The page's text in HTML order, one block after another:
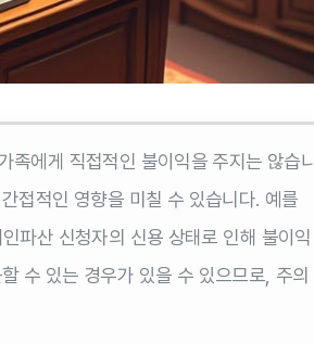
에게 직접적인 불이익을 주지는 않습니
접적인 영향을 미칠 수 있습니다. 예를
파산 신청자의 신용 상태로 인해 불이익
수 있는 경우가 있을 수 있으므로, 주의